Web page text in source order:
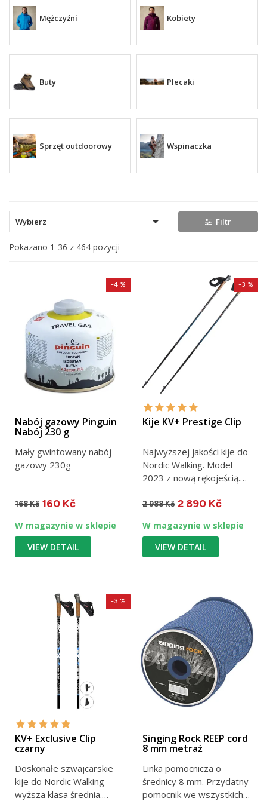
Mężczyźni Kobiety
Buty Plecaki
Sprzęt outdoorowy Wspinaczka
Wybierz  Filtr
Pokazano 1-36 z 464 pozycji
Nabój gazowy Pinguin
Nabój 230 g
Mały gwintowany nabój
gazowy 230g
168 Kč
-4 %
160 Kč
W magazynie w sklepie
VIEW DETAIL
Kije KV+ Prestige Clip
Najwyższej jakości kije do
Nordic Walking. Model
2023 z nową rękojeścią.
węgla....
2 988 Kč
-3 %
2 890 Kč
W magazynie w sklepie
VIEW DETAIL
KV+ Exclusive Clip
czarny
Doskonałe szwajcarskie
kije do Nordic Walking -
wyższa klasa średnia.
-3 %
Singing Rock REEP cord
8 mm metraż
Linka pomocnicza o
średnicy 8 mm. Przydatny
pomocnik we wszystkich